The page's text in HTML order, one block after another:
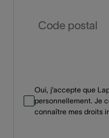
Code postal
Oui, j’accepte que
personnellement. Je
connaître mes droits